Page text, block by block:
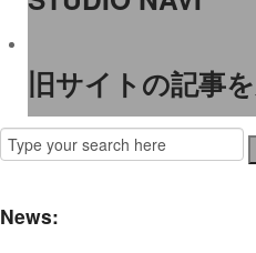
旧サイトの記事
News: